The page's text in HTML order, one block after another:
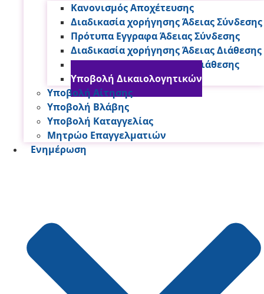
Κανονισμός Αποχέτευσης
Διαδικασία χορήγησης Άδειας Σύνδεσης
Πρότυπα Εγγραφα Άδειας Σύνδεσης
Διαδικασία χορήγησης Άδειας Διάθεσης
Πρότυπα Εγγραφα Άδειας Διάθεσης
Υποβολή Δικαιολογητικών
Υποβολή Αίτησης
Υποβολή Βλάβης
Υποβολή Καταγγελίας
Μητρώο Επαγγελματιών
Ενημέρωση